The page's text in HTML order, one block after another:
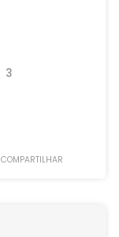
3
COMPARTILHAR